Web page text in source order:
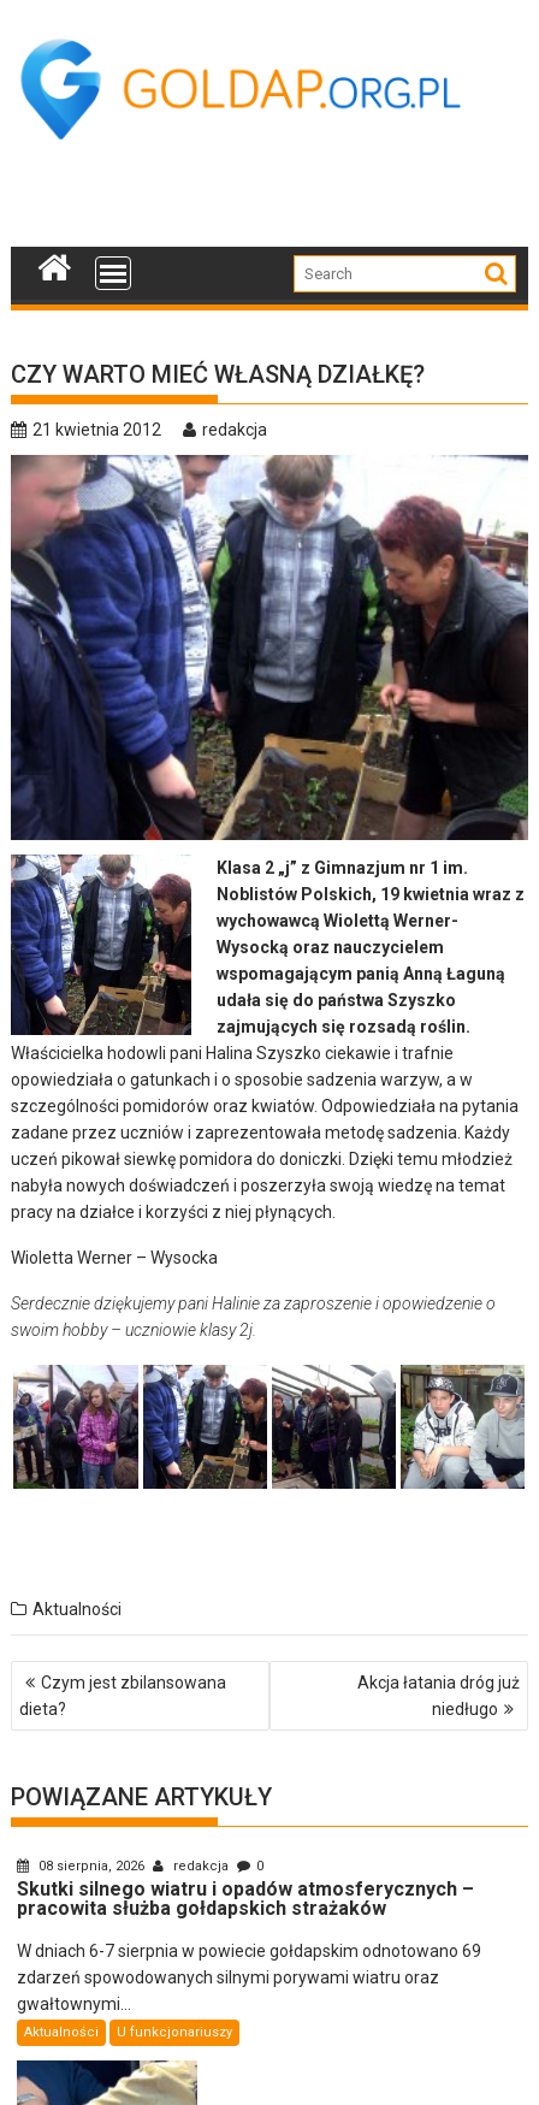
content
CZY WARTO MIEĆ WŁASNĄ DZIAŁKĘ?
21 kwietnia 2012 redakcja
Klasa 2 „j” z Gimnazjum nr 1 im.
Noblistów Polskich, 19 kwietnia wraz z
wychowawcą Wiolettą Werner-
Wysocką oraz nauczycielem
wspomagającym panią Anną Łaguną
udała się do państwa Szyszko
zajmujących się rozsadą roślin.
Właścicielka hodowli pani Halina Szyszko ciekawie i trafnie
opowiedziała o gatunkach i o sposobie sadzenia warzyw, a w
szczególności pomidorów oraz kwiatów. Odpowiedziała na pytania
zadane przez uczniów i zaprezentowała metodę sadzenia. Każdy
uczeń pikował siewkę pomidora do doniczki. Dzięki temu młodzież
nabyła nowych doświadczeń i poszerzyła swoją wiedzę na temat
pracy na działce i korzyści z niej płynących.
Wioletta Werner – Wysocka
Serdecznie dziękujemy pani Halinie za zaproszenie i opowiedzenie o
swoim hobby – uczniowie klasy 2j.
Aktualności
Nawigacja
wpisu
Czym jest zbilansowana
dieta?
Akcja łatania dróg już
niedługo
POWIĄZANE ARTYKUŁY
08 sierpnia, 2026 redakcja 0
Skutki silnego wiatru i opadów atmosferycznych –
pracowita służba gołdapskich strażaków
W dniach 6-7 sierpnia w powiecie gołdapskim odnotowano 69
zdarzeń spowodowanych silnymi porywami wiatru oraz
gwałtownymi...
Aktualności U funkcjonariuszy